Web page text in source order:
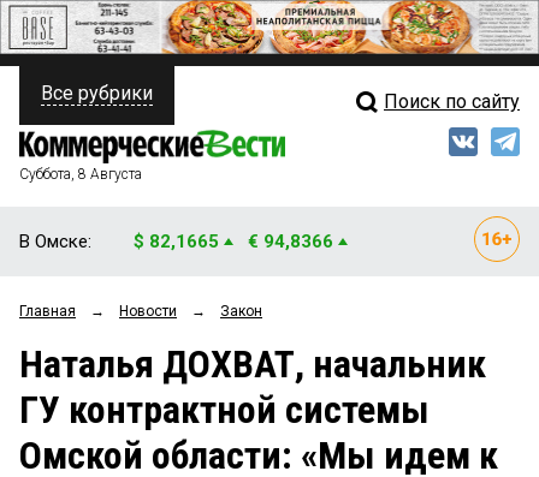
ПОЛИТИКА
ФИНАНСЫ
ОБЩЕСТВО
ЗАКОН
НОВОСТИ КОМПАНИЙ
Свежий выпуск
Рейтинги
Блоги
Все рубрики Поиск по сайту
Суббота, 8 Августа
В Омске: $ 82,1665 € 94,8366
Главная → Новости → Закон
Наталья ДОХВАТ, начальник
ГУ контрактной системы
Омской области: «Мы идем к